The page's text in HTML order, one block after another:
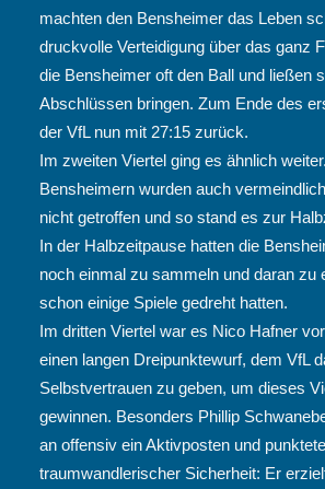
machten den Bensheimer das Leben
druckvolle Verteidigung über das ganz
die Bensheimer oft den Ball und ließen
Abschlüssen bringen. Zum Ende des
der VfL nun mit 27:15 zurück.
Im zweiten Viertel ging es ähnlich
Bensheimern wurden auch
nicht getroffen und so stand es zur
In der Halbzeitpause hatten die
noch einmal zu sammeln und daran zu
schon einige Spiele gedreht hatten.
Im dritten Viertel war es Nico Hafner
einen langen Dreipunktewurf, dem VfL
Selbstvertrauen zu geben, um dieses
gewinnen. Besonders Phillip
an offensiv ein Aktivposten und
traumwandlerischer Sicherheit: Er